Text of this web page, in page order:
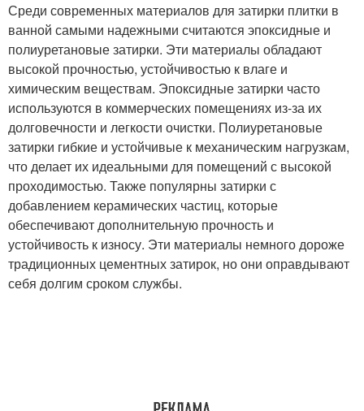
Среди современных материалов для затирки плитки в
ванной самыми надежными считаются эпоксидные и
полиуретановые затирки. Эти материалы обладают
высокой прочностью, устойчивостью к влаге и
химическим веществам. Эпоксидные затирки часто
используются в коммерческих помещениях из-за их
долговечности и легкости очистки. Полиуретановые
затирки гибкие и устойчивые к механическим нагрузкам,
что делает их идеальными для помещений с высокой
проходимостью. Также популярны затирки с
добавлением керамических частиц, которые
обеспечивают дополнительную прочность и
устойчивость к износу. Эти материалы немного дороже
традиционных цементных затирок, но они оправдывают
себя долгим сроком службы.